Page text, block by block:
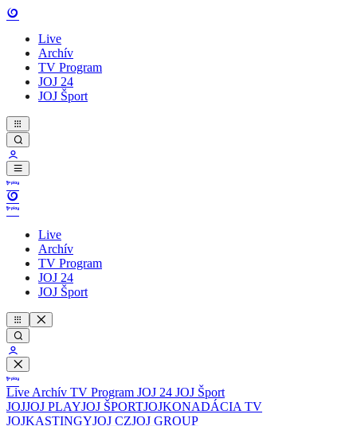
Live
Archív
TV Program
JOJ 24
JOJ Šport
Live
Archív
TV Program
JOJ 24
JOJ Šport
Live Archív TV Program JOJ 24 JOJ Šport
JOJJOJ PLAYJOJ ŠPORTJOJKONADÁCIA TV
JOJKASTINGYJOJ CZJOJ GROUP